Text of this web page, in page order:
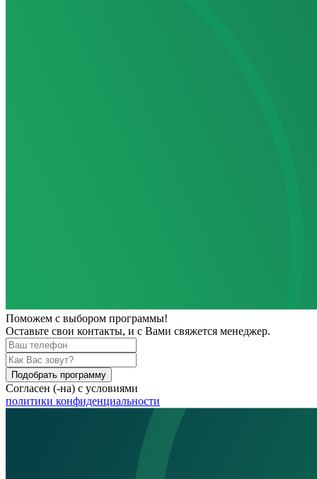
Поможем с выбором программы!
Оставьте свои контакты, и с Вами свяжется менеджер.
Подобрать программу
Согласен (-на) с условиями
политики конфиденциальности